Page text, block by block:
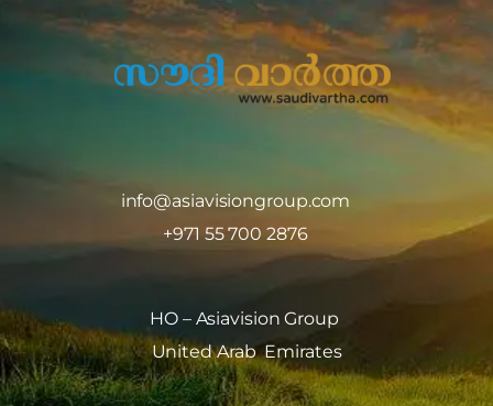
info@asiavisiongroup.com
+971 55 700 2876
HO – Asiavision Group
United Arab Emirates